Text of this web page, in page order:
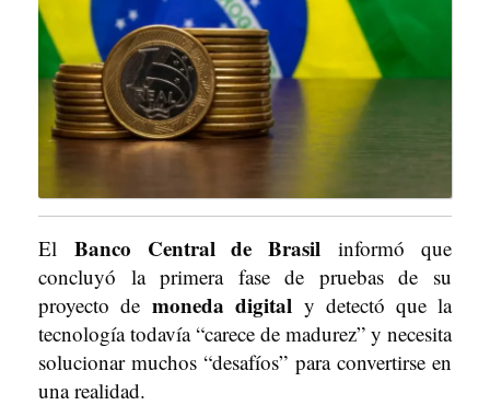
El Banco Central de Brasil informó que
concluyó la primera fase de pruebas de su
proyecto de moneda digital y detectó que la
tecnología todavía “carece de madurez” y necesita
solucionar muchos “desafíos” para convertirse en
una realidad.